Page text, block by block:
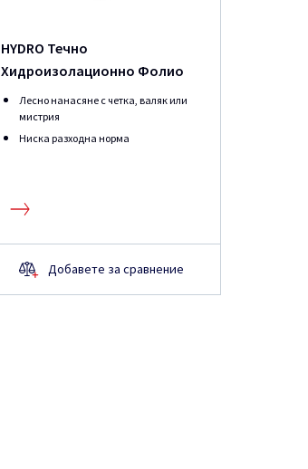
HYDRO Течно
Хидроизолационно Фолио
Лесно нанасяне с четка, валяк или
мистрия
Ниска разходна норма
Добавете за сравнение